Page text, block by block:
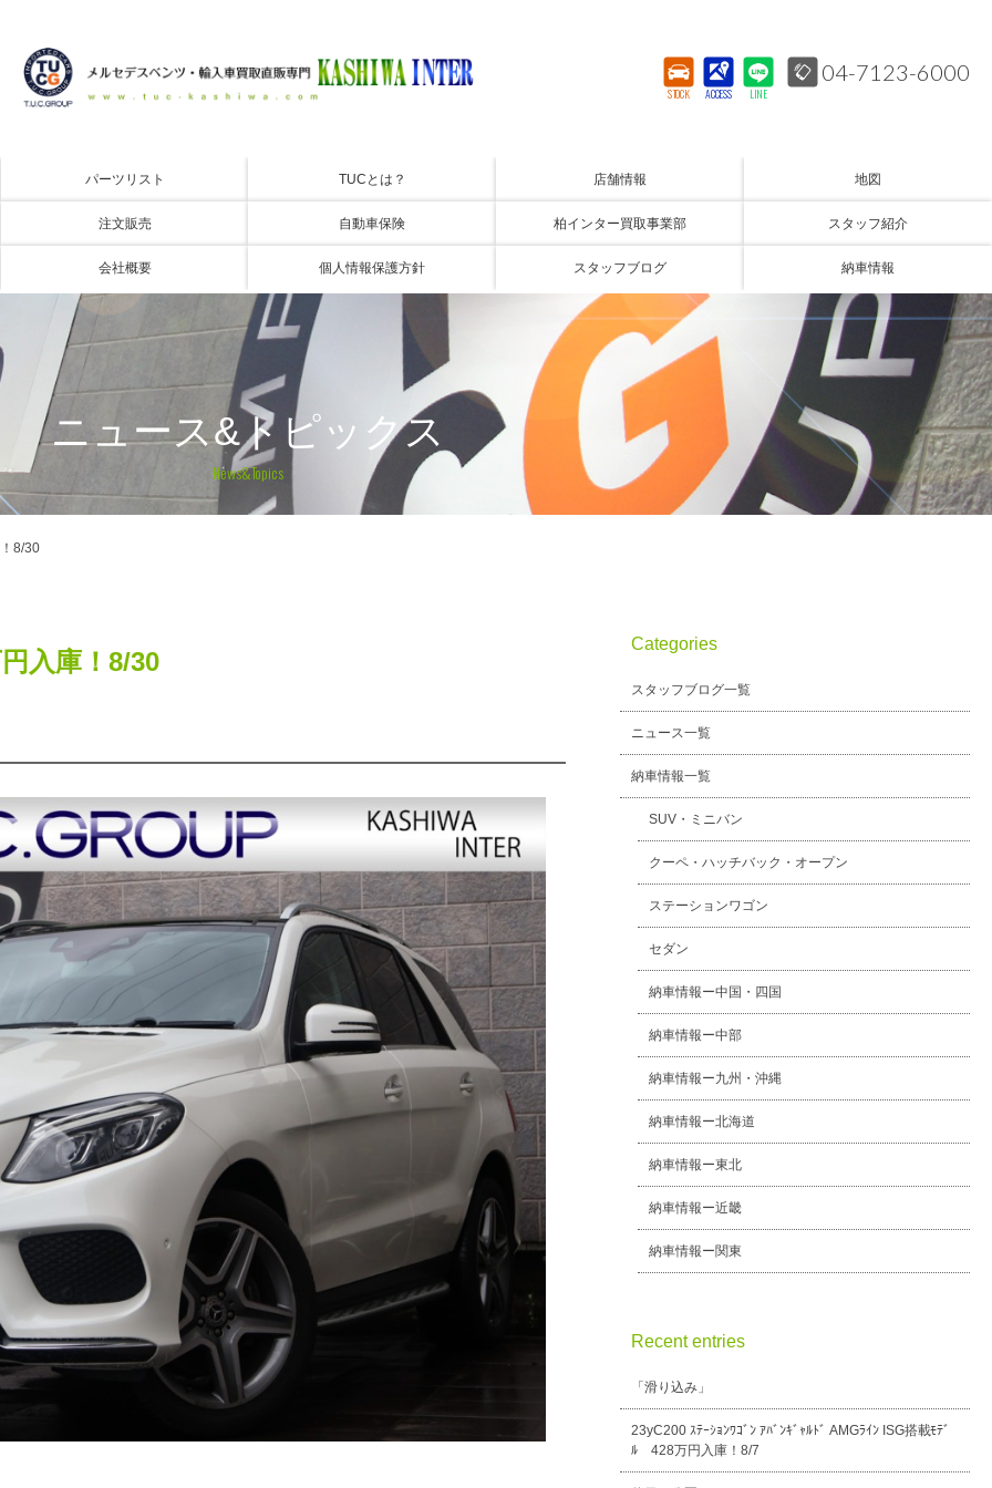
STOCK ACCESS LINE
04-7123-6000
パーツリスト TUCとは？ 店舗情報 地図
注文販売 自動車保険 柏インター買取事業部 スタッフ紹介
会社概要 個人情報保護方針 スタッフブログ 納車情報
ニュース&トピックス
News&Topics
8/30
入庫！8/30
Categories
スタッフブログ一覧
ニュース一覧
納車情報一覧
SUV・ミニバン
クーペ・ハッチバック・オープン
ステーションワゴン
セダン
納車情報ー中国・四国
納車情報ー中部
納車情報ー九州・沖縄
納車情報ー北海道
納車情報ー東北
納車情報ー近畿
納車情報ー関東
Recent entries
「滑り込み」
23yC200 ｽﾃｰｼｮﾝﾜｺﾞﾝ ｱﾊﾞﾝｷﾞｬﾙﾄﾞ AMGﾗｲﾝ ISG搭載ﾓﾃﾞ
ﾙ 428万円入庫！8/7